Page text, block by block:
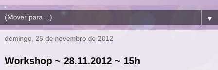
▼
domingo, 25 de novembro de 2012
Workshop ~ 28.11.2012 ~ 15h